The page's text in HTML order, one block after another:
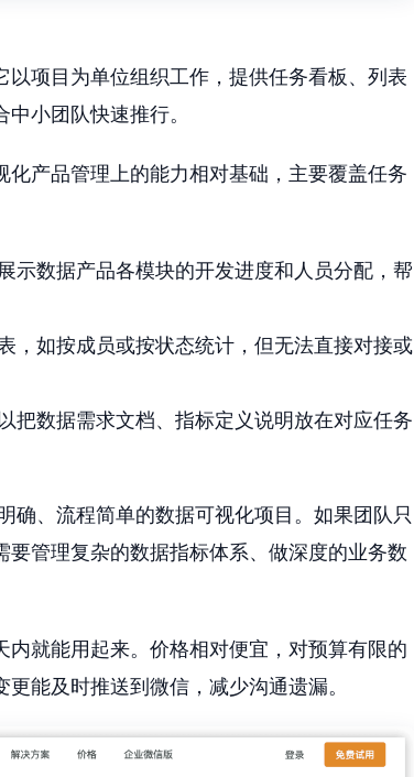
项目为单位组织工作，提供任务看板、列表
小团队快速推行。
化产品管理上的能力相对基础，主要覆盖任务
示数据产品各模块的开发进度和人员分配，帮
，如按成员或按状态统计，但无法直接对接或
把数据需求文档、指标定义说明放在对应任务
确、流程简单的数据可视化项目。如果团队只
管理复杂的数据指标体系、做深度的业务数
内就能用起来。价格相对便宜，对预算有限的
能及时推送到微信，减少沟通遗漏。